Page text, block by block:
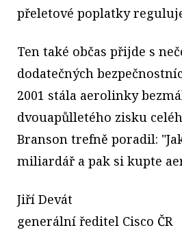
přeletové poplatky
Ten také občas přijde s
dodatečných
2001 stála aerolinky
dvouapůlletého zisku
Branson trefně poradil:
miliardář a pak si kupte
Jiří Devát
generální ředitel Cisco ČR